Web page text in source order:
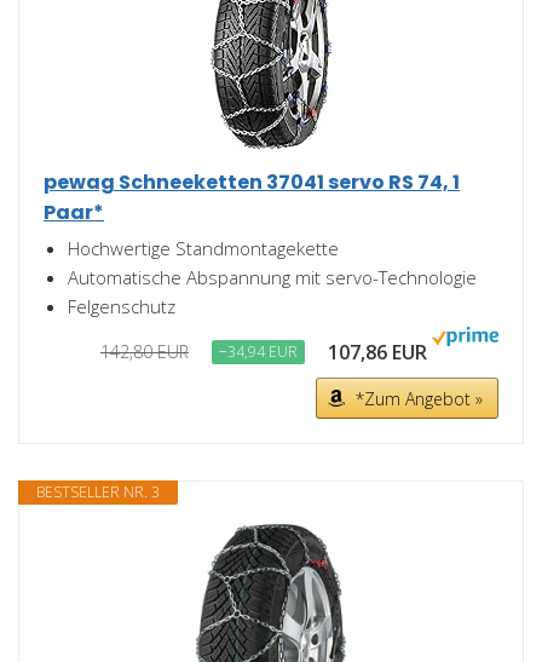
pewag Schneeketten 37041 servo RS 74, 1
Paar*
Hochwertige Standmontagekette
Automatische Abspannung mit servo-Technologie
Felgenschutz
142,80 EUR −34,94 EUR 107,86 EUR
*Zum Angebot »
BESTSELLER NR. 3